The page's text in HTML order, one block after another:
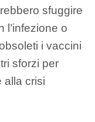
sfuggire
l’infezione o
i vaccini
sforzi per
alla crisi